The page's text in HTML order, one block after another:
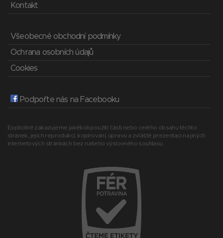
Kontakt
Všeobecné obchodní podmínky
Ochrana osobních údajů
Cookies
Podpořte nás na Facebooku
Explicitně zakazujeme jakékoli použití části nebo celého obsahu těchto
stránek, jejich reprodukci, kopírování, úpravu a zvláště prezentaci na jiných
internetových stránkách bez našeho výslovného souhlasu.